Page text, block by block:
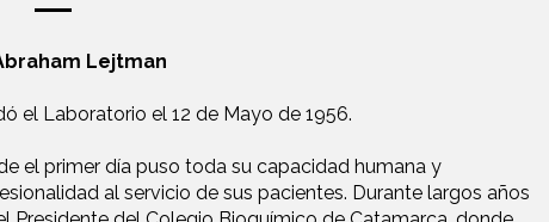
Lejtman
el Laboratorio el 12 de Mayo de 1956.
el primer día puso toda su capacidad humana y
al servicio de sus pacientes. Durante largos años